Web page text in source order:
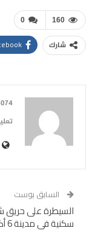
0 160
شارك
4074
السابق بوست
السيطرة على
سكنية فى مدينة 6 أكتوبر